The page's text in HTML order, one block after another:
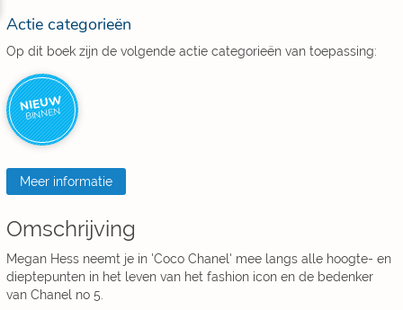
Actie categorieën
Op dit boek zijn de volgende actie categorieën van toepassing:
NIEUW
BINNEN
Meer informatie
Omschrijving
Megan Hess neemt je in 'Coco Chanel' mee langs alle hoogte- en
dieptepunten in het leven van het fashion icon en de bedenker
van Chanel no 5.